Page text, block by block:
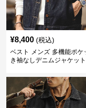
¥8,400 (税込)
ベスト メンズ 多機能ポケ
き袖なしデニムジャケット